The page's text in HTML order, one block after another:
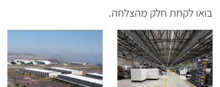
בואו לקחת חלק מהצלחה.